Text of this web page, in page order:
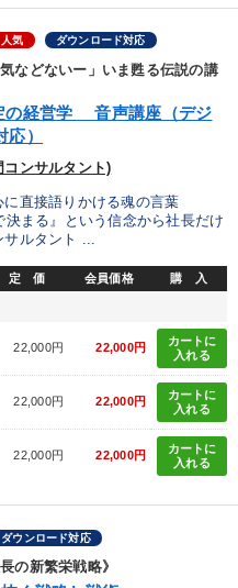
人気 ダウンロード対応
気などないー」いま甦る伝説の講
の経営学 音声講座（デジ
）
ンサルタント)
に直接語りかける魂の言葉
決まる』という信念から社長だけ
サルタント ...
定 価 会員価格 購 入
22,000円 22,000円
カートに
入れる
22,000円 22,000円
カートに
入れる
22,000円 22,000円
カートに
入れる
ダウンロード対応
の新繁栄戦略》